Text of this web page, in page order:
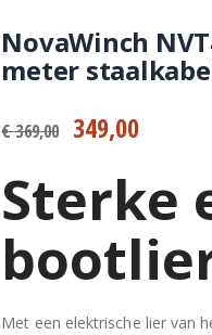
NovaWinch
meter
€ 369,00 349,00
Sterke
Met een elektrische lier van